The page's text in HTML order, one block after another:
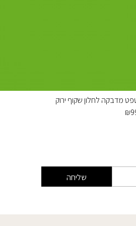
מדבקה לחלון שקוף ירוק
₪
שליחה